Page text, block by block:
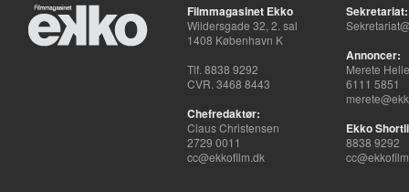
Filmmagasinet Ekko
Wildersgade 32, 2. sal
1408 København K
Tlf. 8838 9292
CVR. 3468 8443
Chefredaktør:
Claus Christensen
2729 0011
cc@ekkofilm.dk
Sekretariat:
Annoncer:
Merete
6111 5851
Ekko
8838 9292